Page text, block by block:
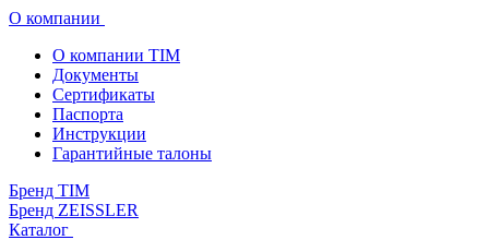
О компании
О компании TIM
Документы
Сертификаты
Паспорта
Инструкции
Гарантийные талоны
Бренд TIM
Бренд ZEISSLER
Каталог